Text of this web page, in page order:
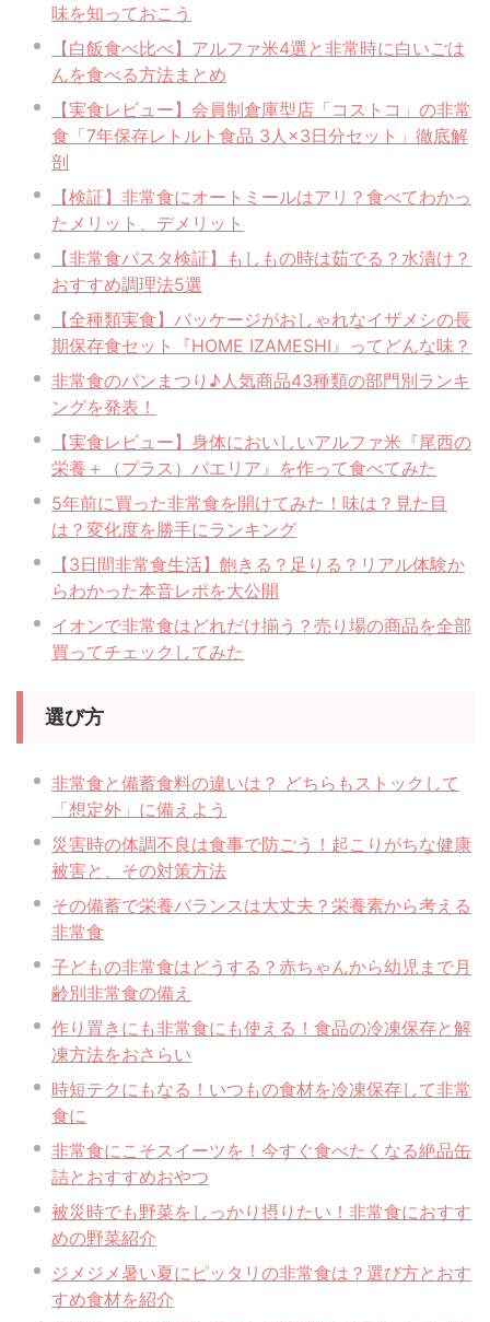
味を知っておこう
【白飯食べ比べ】アルファ米4選と非常時に白いごは
んを食べる方法まとめ
【実食レビュー】会員制倉庫型店「コストコ」の非常
食「7年保存レトルト食品 3人×3日分セット」徹底解
剖
【検証】非常食にオートミールはアリ？食べてわかっ
たメリット、デメリット
【非常食パスタ検証】もしもの時は茹でる？水漬け？
おすすめ調理法5選
【全種類実食】パッケージがおしゃれなイザメシの長
期保存食セット『HOME IZAMESHI』ってどんな味？
非常食のパンまつり♪人気商品43種類の部門別ランキ
ングを発表！
【実食レビュー】身体においしいアルファ米『尾西の
栄養＋（プラス）パエリア』を作って食べてみた
5年前に買った非常食を開けてみた！味は？見た目
は？変化度を勝手にランキング
【3日間非常食生活】飽きる？足りる？リアル体験か
らわかった本音レポを大公開
イオンで非常食はどれだけ揃う？売り場の商品を全部
買ってチェックしてみた
選び方
非常食と備蓄食料の違いは？ どちらもストックして
「想定外」に備えよう
災害時の体調不良は食事で防ごう！起こりがちな健康
被害と、その対策方法
その備蓄で栄養バランスは大丈夫？栄養素から考える
非常食
子どもの非常食はどうする？赤ちゃんから幼児まで月
齢別非常食の備え
作り置きにも非常食にも使える！食品の冷凍保存と解
凍方法をおさらい
時短テクにもなる！いつもの食材を冷凍保存して非常
食に
非常食にこそスイーツを！今すぐ食べたくなる絶品缶
詰とおすすめおやつ
被災時でも野菜をしっかり摂りたい！非常食におすす
めの野菜紹介
ジメジメ暑い夏にピッタリの非常食は？選び方とおす
すめ食材を紹介